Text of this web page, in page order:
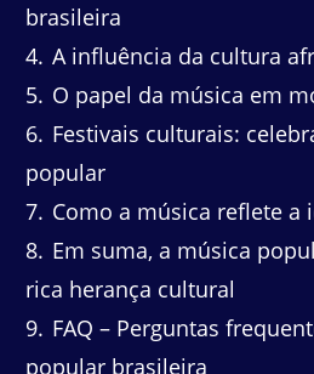
brasileira
4 A influência da cultura
5 O papel da música em
6 Festivais culturais:
popular
7 Como a música reflete a
8 Em suma, a música
rica herança cultural
9 FAQ – Perguntas
popular brasileira